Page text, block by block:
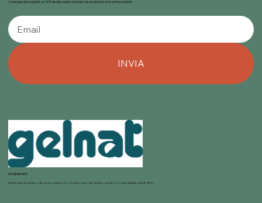
¡Consigue ahora gratis un 20% de descuento en todos los productos en tu primer pedido!
INVIA
info@gelnat.it
Gelnat nace de la pasión de sus propietarios por la elaboración de helados, mundo en el que trabajan desde 1950.